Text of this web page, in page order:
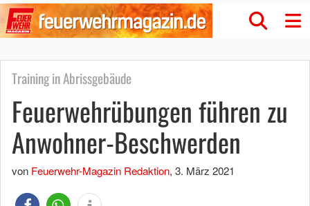
Training in Abrissgebäude
Feuerwehrübungen führen zu
Anwohner-Beschwerden
von Feuerwehr-Magazin Redaktion, 3. März 2021